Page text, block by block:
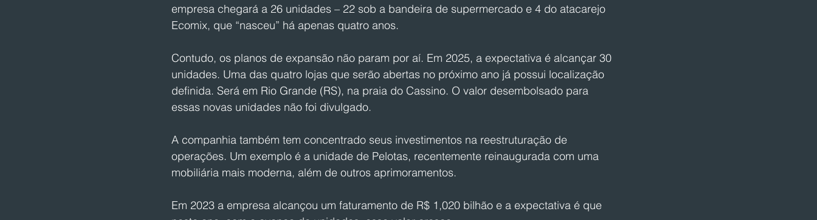
empresa chegará a 26 unidades – 22 sob a bandeira de supermercado e 4 do atacarejo
Ecomix, que “nasceu” há apenas quatro anos.
Contudo, os planos de expansão não param por aí. Em 2025, a expectativa é alcançar 30
unidades. Uma das quatro lojas que serão abertas no próximo ano já possui localização
definida. Será em Rio Grande (RS), na praia do Cassino. O valor desembolsado para
essas novas unidades não foi divulgado.
A companhia também tem concentrado seus investimentos na reestruturação de
operações. Um exemplo é a unidade de Pelotas, recentemente reinaugurada com uma
mobiliária mais moderna, além de outros aprimoramentos.
Em 2023 a empresa alcançou um faturamento de R$ 1,020 bilhão e a expectativa é que